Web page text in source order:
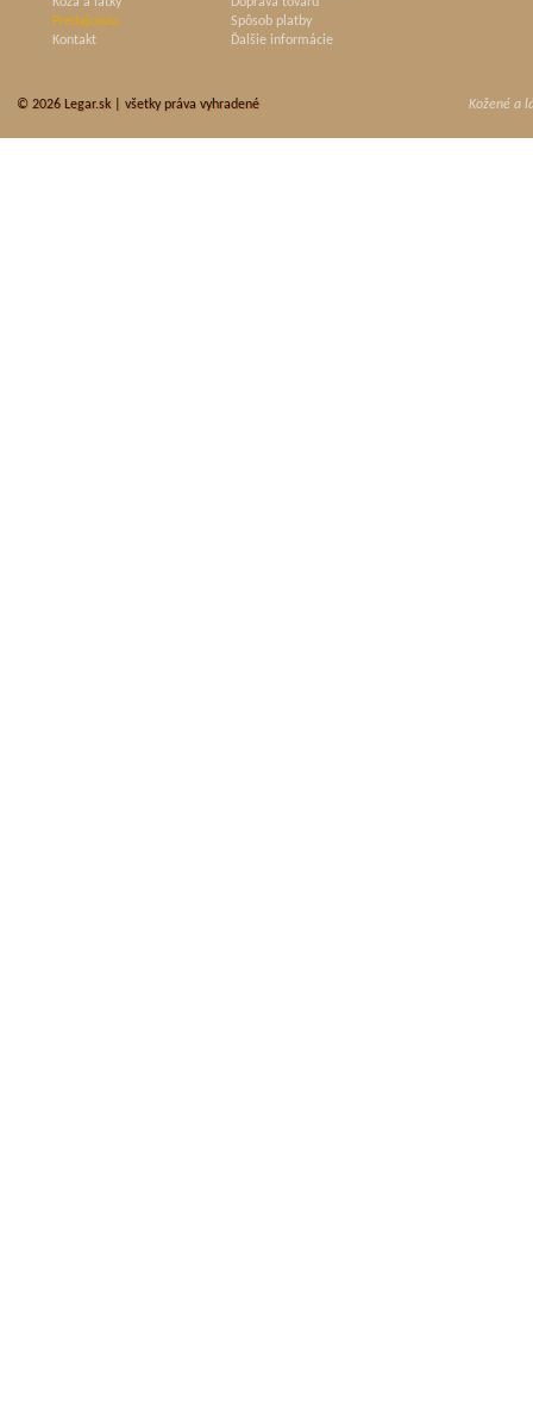
Predajcovia
Kontakt
Spôsob platby
Ďalšie informácie
© 2026 Legar.sk| všetky práva vyhradené Kožené a